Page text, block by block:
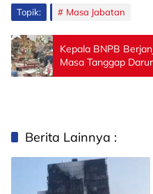
Topik: Masa Jabatan
Kepala BNPB
Masa Tanggap
Berita Lainnya :